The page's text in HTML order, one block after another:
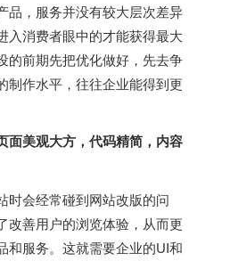
品，服务并没有较大层次差异
入消费者眼中的才能获得最大
的前期先把优化做好，先去争
制作水平，往往企业能得到更
面美观大方，代码精简，内容
时会经常碰到网站改版的问
改善用户的浏览体验，从而更
和服务。这就需要企业的UI和